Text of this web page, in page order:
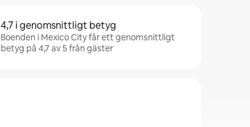
4,7 i genomsnittligt betyg
Boenden i Mexico City får ett genomsnittligt
betyg på 4,7 av 5 från gäster